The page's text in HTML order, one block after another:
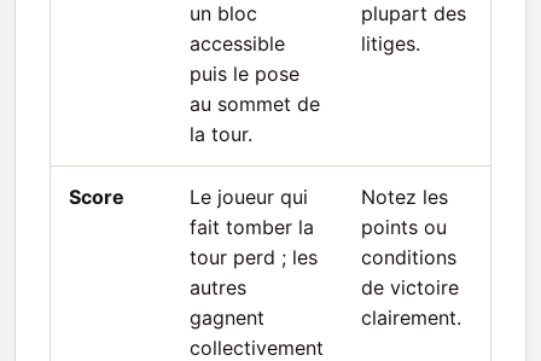
un bloc
accessible
puis le pose
au sommet de
la tour.
plupart des
litiges.
Score
Le joueur qui
fait tomber la
tour perd ; les
autres
gagnent
collectivement
Notez les
points ou
conditions
de victoire
clairement.